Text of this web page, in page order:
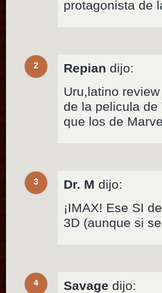
protagonista
2 Repian dijo:
Uru,latino
de la pelicula
que los de
3 Dr. M dijo:
¡IMAX! Ese SI
3D (aunque si
4 Savage dijo: